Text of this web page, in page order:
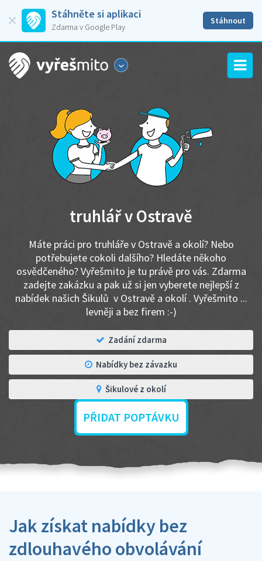
Stáhněte si aplikaci
Zdarma v Google Play
Stáhnout
truhlář v Ostravě
Máte práci pro truhláře v Ostravě a okolí? Nebo
potřebujete cokoli dalšího? Hledáte někoho
osvědčeného? Vyřešmito je tu právě pro vás. Zdarma
zadejte zakázku a pak už si jen vyberete nejlepší z
nabídek našich Šikulů v Ostravě a okolí . Vyřešmito ...
levněji a bez firem :-)
Zadání zdarma
Nabídky bez závazku
Šikulové z okolí
PŘIDAT POPTÁVKU
Jak získat nabídky bez
zdlouhavého obvolávání